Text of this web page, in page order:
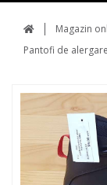
navigation
Magazin
Pantofi de